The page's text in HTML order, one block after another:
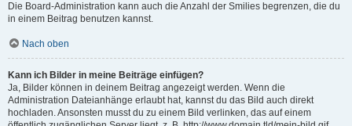
Die Board-Administration kann auch die Anzahl der Smilies begrenzen, die du
in einem Beitrag benutzen kannst.
Nach oben
Kann ich Bilder in meine Beiträge einfügen?
Ja, Bilder können in deinem Beitrag angezeigt werden. Wenn die
Administration Dateianhänge erlaubt hat, kannst du das Bild auch direkt
hochladen. Ansonsten musst du zu einem Bild verlinken, das auf einem